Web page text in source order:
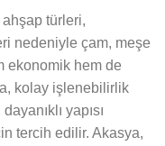
ahşap türleri,
nedeniyle çam, meşe
ekonomik hem de
kolay işlenebilirlik
yapısı
tercih edilir. Akasya,